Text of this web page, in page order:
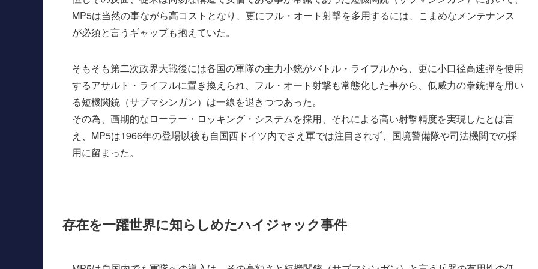
MP5は当然の事ながら高コストとなり、更にフル・オート射撃を多用するには、こまめなメンテナンス
が必須と言うギャップも抱えていた。
そもそも第二次政界大戦後には各国の軍隊の主力小銃がバトル・ライフルから、更に小口径高速弾を使用
するアサルト・ライフルに置き換えられ、フル・オート射撃も常態化した事から、低威力の拳銃弾を用い
る短機関銃（サブマシンガン）は一線を退きつつあった。
その為、画期的なローラー・ロッキング・システムを採用、それによる高い射撃精度を実現したとは言
え、MP5は1966年の登場以後も自国西ドイツ内でさえ軍では注目されず、国境警備隊や司法機関での採
用に留まった。
存在を一躍世界に知らしめたハイジャック事件